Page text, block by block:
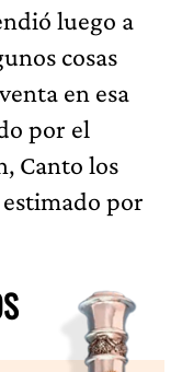
luego a
cosas
en esa
por el
Canto los
por